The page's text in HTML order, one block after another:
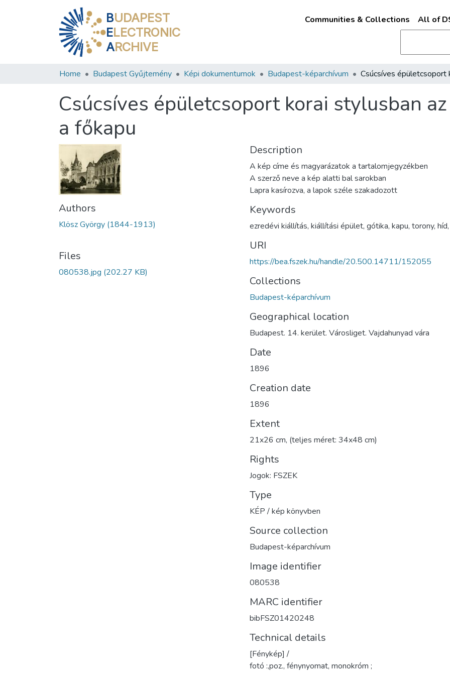
BUDAPEST
ELECTRONIC
ARCHIVE
Communities & Collections All of
Home Budapest Gyűjtemény Képi dokumentumok Budapest-képarchívum
Csúcsíves épületcsoport korai stylusban
a főkapu
Authors
Klösz György (1844-1913)
Files
080538.jpg (202.27 KB)
Description
A kép címe és magyarázatok a tartalomjegyzékben
A szerző neve a kép alatti bal sarokban
Lapra kasírozva, a lapok széle szakadozott
Keywords
ezredévi kiállítás, kiállítási épület, gótika, kapu, torony, híd
URI
https://bea.fszek.hu/handle/20.500.14711/152055
Collections
Budapest-képarchívum
Geographical location
Budapest. 14. kerület. Városliget. Vajdahunyad vára
Date
1896
Creation date
1896
Extent
21x26 cm, (teljes méret: 34x48 cm)
Rights
Jogok: FSZEK
Type
KÉP / kép könyvben
Source collection
Budapest-képarchívum
Image identifier
080538
MARC identifier
bibFSZ01420248
Technical details
[Fénykép] /
fotó :,poz., fénynyomat, monokróm ;